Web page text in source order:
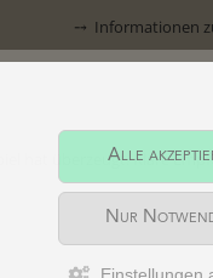
⤍ Informationen
hat überzeugt. Klare
Alle
Nur
Einstellungen